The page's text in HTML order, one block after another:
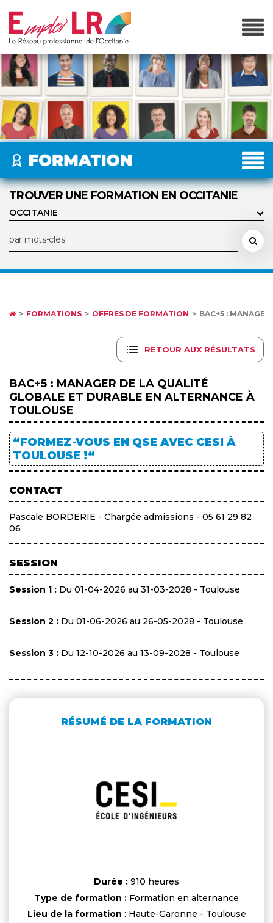
TROUVER UNE FORMATION EN OCCITANIE
FORMATIONS OFFRES DE FORMATION BAC+5 :
RETOUR AUX RÉSULTATS
BAC+5 : MANAGER DE LA QUALITÉ
GLOBALE ET DURABLE EN ALTERNANCE À
TOULOUSE
“FORMEZ-VOUS EN QSE AVEC CESI À
TOULOUSE !“
CONTACT
Pascale BORDERIE - Chargée admissions - 05 61 29 82
06
SESSION
Session 1 : Du 01-04-2026 au 31-03-2028 - Toulouse
Session 2 : Du 01-06-2026 au 26-05-2028 - Toulouse
Session 3 : Du 12-10-2026 au 13-09-2028 - Toulouse
RÉSUMÉ DE LA FORMATION
Durée : 910 heures
Type de formation : Formation en alternance
Lieu de la formation : Haute-Garonne - Toulouse